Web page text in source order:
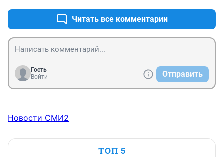
Читать все комментарии
Гость
Войти
Отправить
Новости СМИ2
ТОП 5